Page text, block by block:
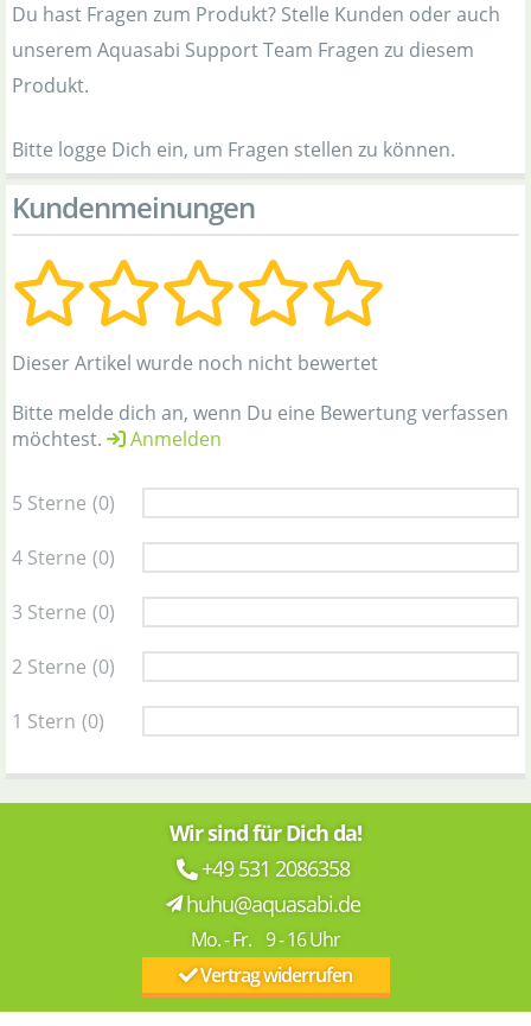
Du hast Fragen zum Produkt? Stelle Kunden oder auch
unserem Aquasabi Support Team Fragen zu diesem
Produkt.
Bitte logge Dich ein, um Fragen stellen zu können.
Kundenmeinungen
Dieser Artikel wurde noch nicht bewertet
Bitte melde dich an, wenn Du eine Bewertung verfassen
möchtest.
Anmelden
5 Sterne (0)
4 Sterne (0)
3 Sterne (0)
2 Sterne (0)
1 Stern (0)
Wir sind für Dich da!
+49 531 2086358
huhu@aquasabi.de
Mo. - Fr. 9 - 16 Uhr
Vertrag widerrufen